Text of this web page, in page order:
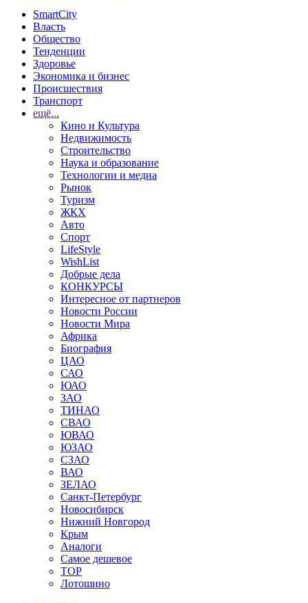
SmartCity
Власть
Общество
Тенденции
Здоровье
Экономика и бизнес
Происшествия
Транспорт
ещё...
Кино и Культура
Недвижимость
Строительство
Наука и образование
Технологии и медиа
Рынок
Туризм
ЖКХ
Авто
Спорт
LifeStyle
WishList
Добрые дела
КОНКУРСЫ
Интересное от партнеров
Новости России
Новости Мира
Африка
Биография
ЦАО
САО
ЮАО
ЗАО
ТИНАО
СВАО
ЮВАО
ЮЗАО
СЗАО
ВАО
ЗЕЛАО
Санкт-Петербург
Новосибирск
Нижний Новгород
Крым
Аналоги
Самое дешевое
TOP
Лотошино